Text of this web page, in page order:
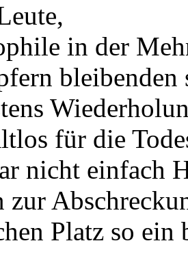
in der
bleibenden
für die
nicht einfach
zur
Platz so ein